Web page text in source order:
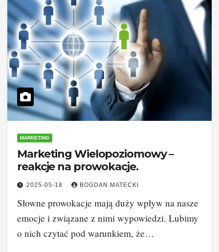
MARKETING
Marketing Wielopoziomowy –
reakcje na prowokacje.
2025-05-18 BOGDAN MATECKI
Słowne prowokacje mają duży wpływ na nasze
emocje i związane z nimi wypowiedzi. Lubimy
o nich czytać pod warunkiem, że…